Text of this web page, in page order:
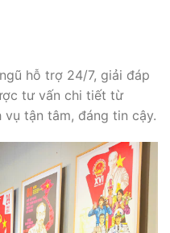
hỗ trợ 24/7, giải đáp
tư vấn chi tiết từ
tận tâm, đáng tin cậy.